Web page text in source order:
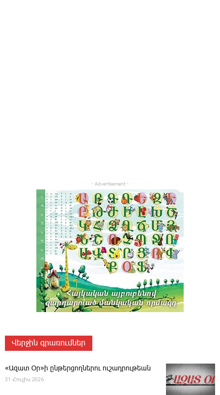
- Advertisement -
Վերջին գրառումներ
«Ազատ Օր»ի ընթերցողներու ուշադրութեան
31 Հուլիս 2026